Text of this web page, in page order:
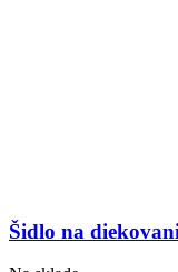
Šidlo na